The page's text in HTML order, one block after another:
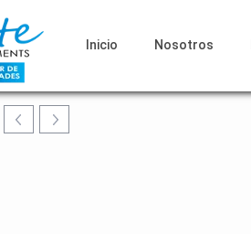
Inicio Nosotros